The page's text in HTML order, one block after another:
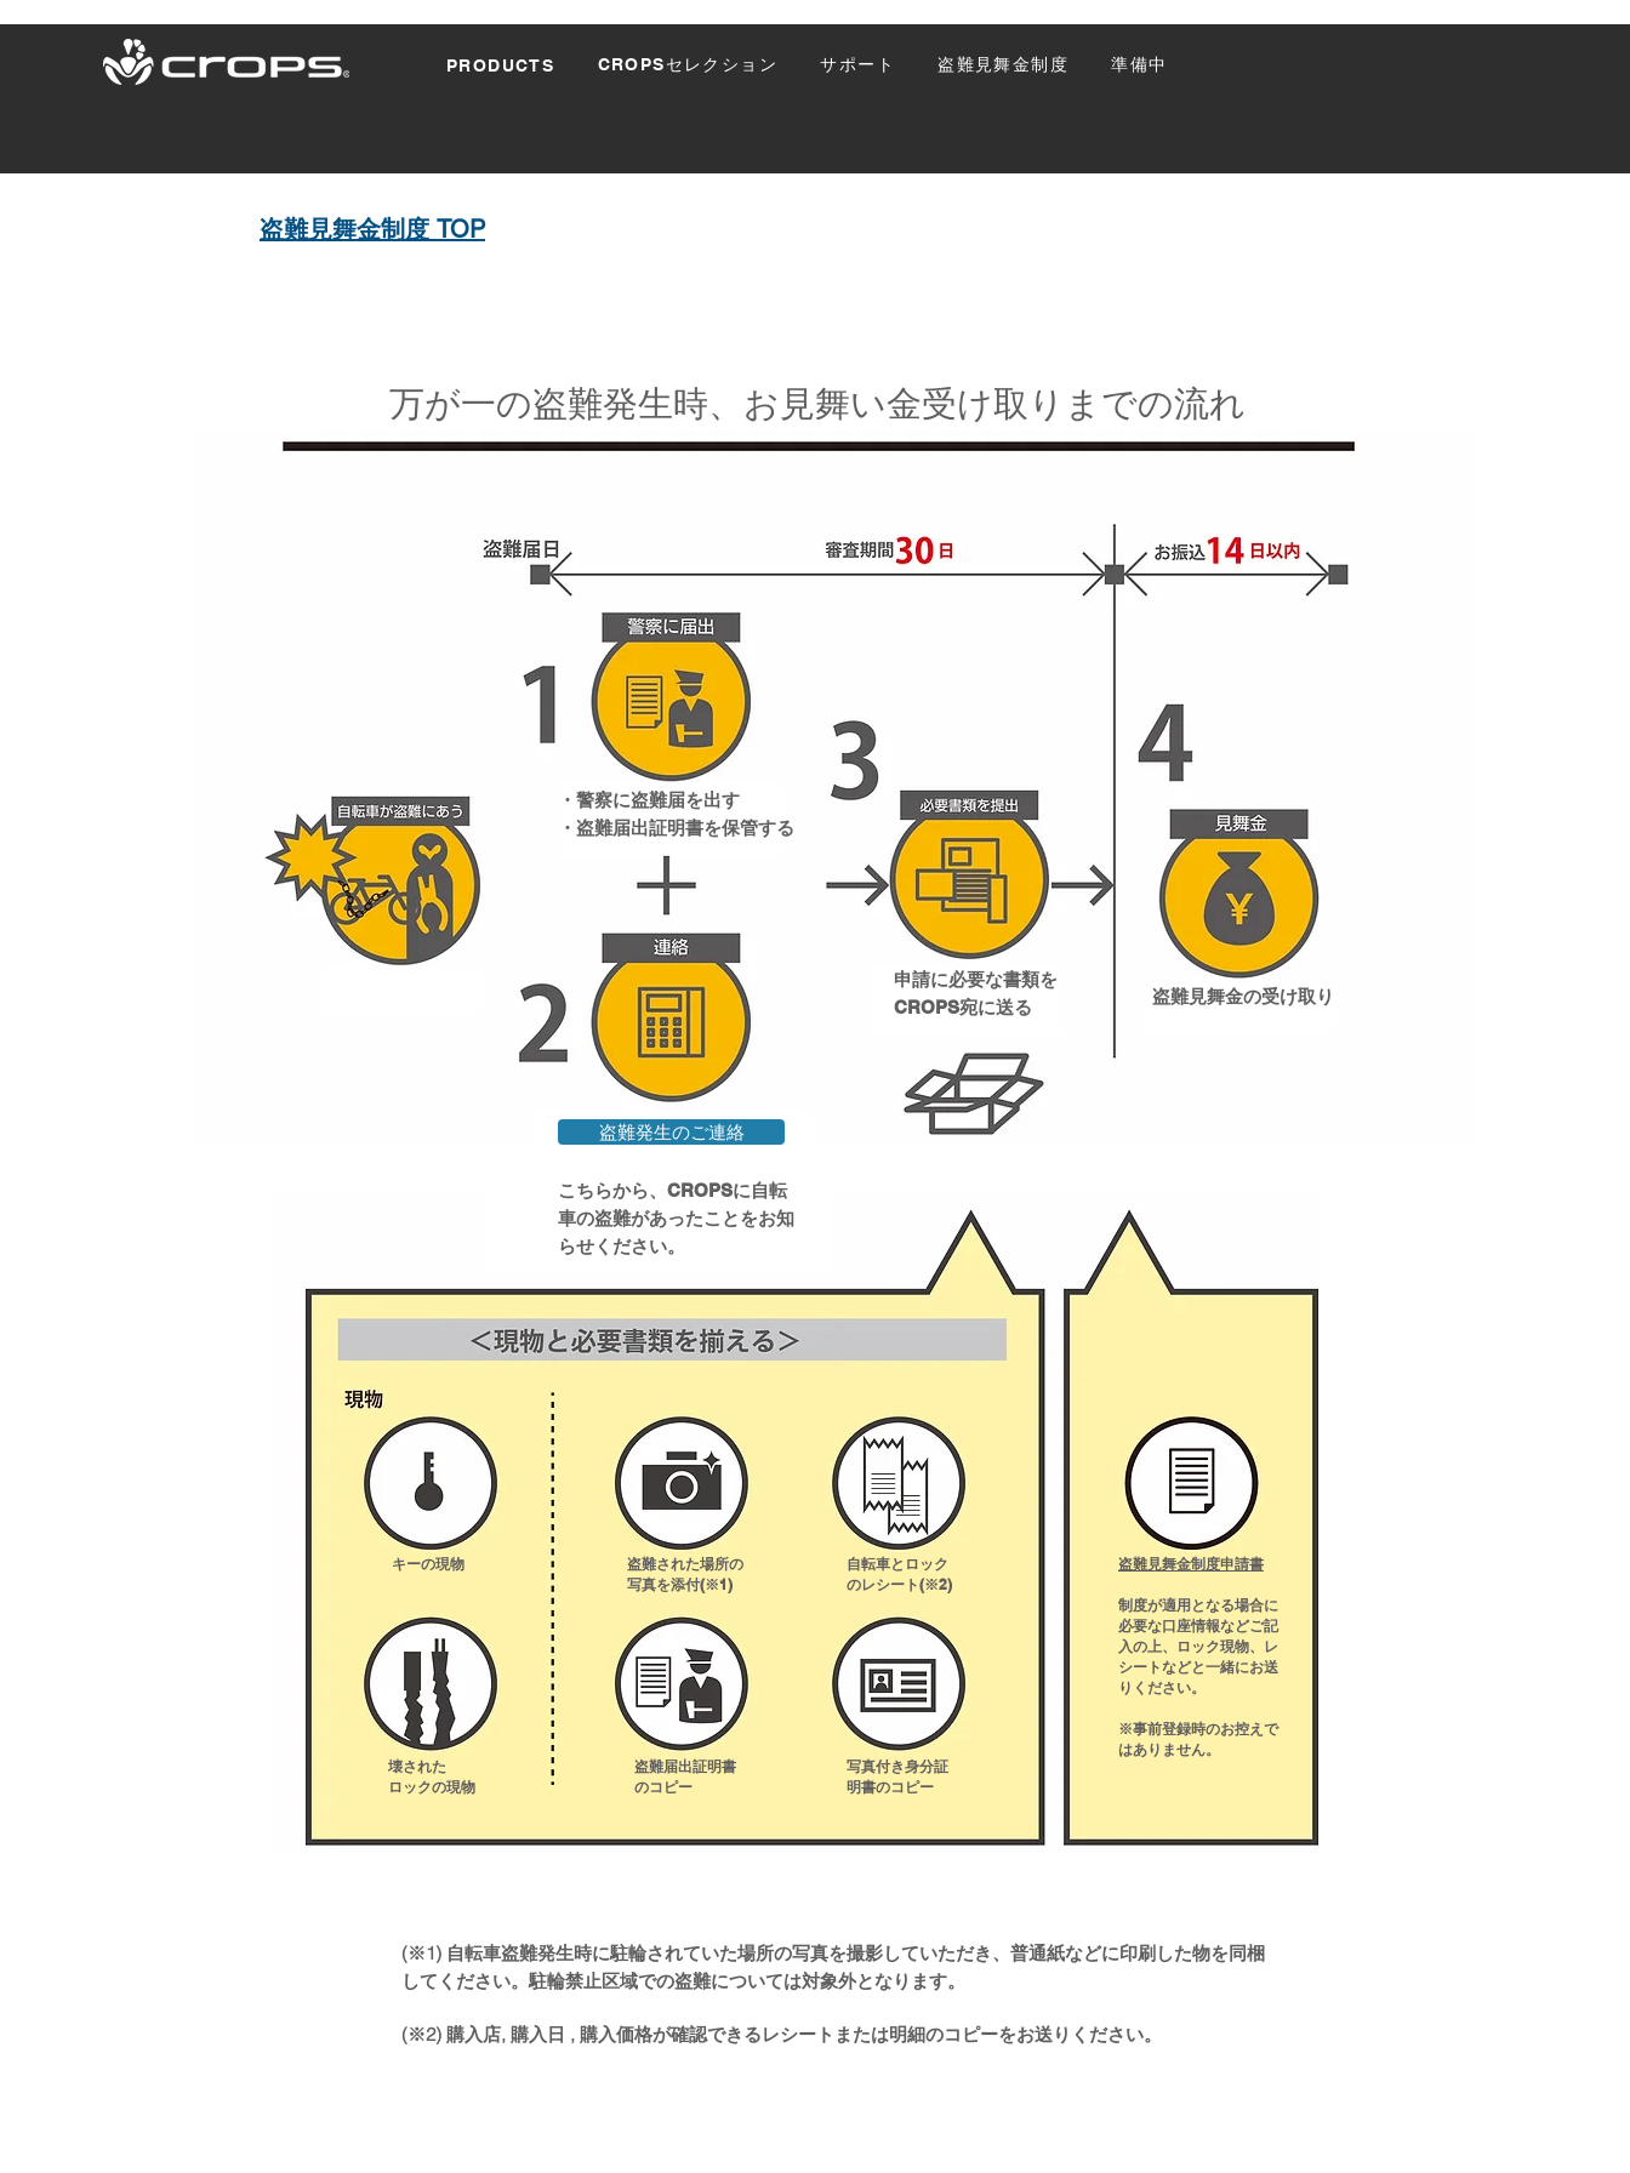
PRODUCTS CROPSセレクション サポート 盗難見舞金制度 準備中
盗難見舞金制度 TOP
​キーの現物
壊された
ロックの現物
盗難された場所の
写真を添付(※1)
盗難届出証明書
のコピー
自転車とロック
のレシート(※2)
写真付き身分証
明書のコピー
盗難見舞金制度申請書
​制度が適用となる場合に
必要な口座情報などご記
入の上、ロック現物、レ
シートなどと一緒にお送
りください。
​※事前登録時のお控えで
はありません。
​万が一の盗難発生時、お見舞い金受け取りまでの流れ
・警察に盗難届を出す
・盗難届出証明書を保管する
申請に必要な書類を
CROPS宛に送る
盗難見舞金の受け取り
盗難発生のご連絡
こちらから、CROPSに自転
車の盗難があったことをお知
らせください。
(※1) 自転車盗難発生時に駐輪されていた場所の写真を撮影していただき、普通紙などに印刷した物を同梱
してください。駐輪禁止区域での盗難については対象外となります。
(※2) 購入店, 購入日 , 購入価格が確認できるレシートまたは明細のコピーをお送りください。